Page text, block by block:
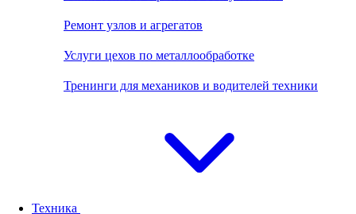
Ремонт узлов и агрегатов
Услуги цехов по металлообработке
Тренинги для механиков и водителей техники
Техника